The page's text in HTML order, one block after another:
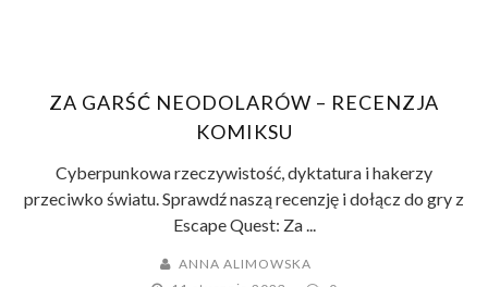
ZA GARŚĆ NEODOLARÓW – RECENZJA
KOMIKSU
Cyberpunkowa rzeczywistość, dyktatura i hakerzy
przeciwko światu. Sprawdź naszą recenzję i dołącz do gry z
Escape Quest: Za ...
ANNA ALIMOWSKA